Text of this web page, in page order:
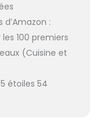
:
100 premiers
(Cuisine et
étoiles 54